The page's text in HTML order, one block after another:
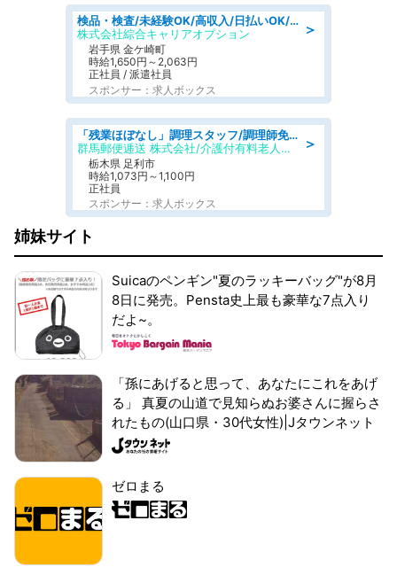
＞
検品・検査/未経験OK/高収入/日払いOK/交替制/20・30・40代活躍中
株式会社綜合キャリアオプション
岩手県 金ケ崎町
時給1,650円～2,063円
正社員 / 派遣社員
スポンサー：求人ボックス
＞
「残業ほぼなし」調理スタッフ/調理師免許必須/正職員/日勤のみ/介護付き有料老人ホーム/社会保障完備
群馬郵便逓送 株式会社/介護付有料老人ホーム ふる里
栃木県 足利市
時給1,073円～1,100円
正社員
スポンサー：求人ボックス
姉妹サイト
Suicaのペンギン"夏のラッキーバッグ"が8月
8日に発売。Pensta史上最も豪華な7点入り
だよ~。
「孫にあげると思って、あなたにこれをあげ
る」 真夏の山道で見知らぬお婆さんに握らさ
れたもの(山口県・30代女性)|Jタウンネット
ゼロまる